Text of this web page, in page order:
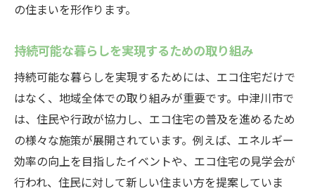
の住まいを形作ります。
持続可能な暮らしを実現するための取り組み
持続可能な暮らしを実現するためには、エコ住宅だけで
はなく、地域全体での取り組みが重要です。中津川市で
は、住民や行政が協力し、エコ住宅の普及を進めるため
の様々な施策が展開されています。例えば、エネルギー
効率の向上を目指したイベントや、エコ住宅の見学会が
行われ、住民に対して新しい住まい方を提案していま